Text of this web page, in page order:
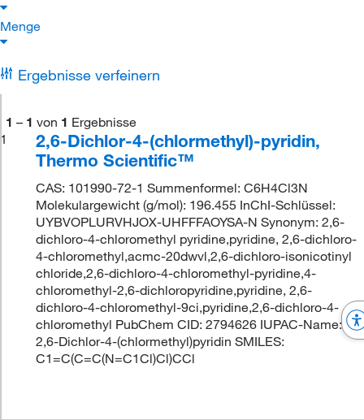
Menge
Ergebnisse verfeinern
1 – 1 von 1 Ergebnisse
1
2,6-Dichlor-4-(chlormethyl)-pyridin,
Thermo Scientific™
CAS: 101990-72-1 Summenformel: C6H4Cl3N
Molekulargewicht (g/mol): 196.455 InChI-Schlüssel:
UYBVOPLURVHJOX-UHFFFAOYSA-N Synonym: 2,6-
dichloro-4-chloromethyl pyridine,pyridine, 2,6-dichloro-
4-chloromethyl,acmc-20dwvl,2,6-dichloro-isonicotinyl
chloride,2,6-dichloro-4-chloromethyl-pyridine,4-
chloromethyl-2,6-dichloropyridine,pyridine, 2,6-
dichloro-4-chloromethyl-9ci,pyridine,2,6-dichloro-4-
chloromethyl PubChem CID: 2794626 IUPAC-Name:
2,6-Dichlor-4-(chlormethyl)pyridin SMILES:
C1=C(C=C(N=C1Cl)Cl)CCl